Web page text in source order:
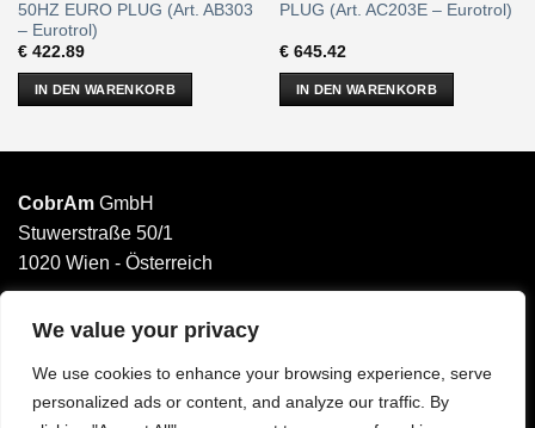
We value your privacy
We use cookies to enhance your browsing experience, serve
personalized ads or content, and analyze our traffic. By
50HZ EURO PLUG (Art. AB303
– Eurotrol)
€422.89
IN DEN WARENKORB
PLUG (Art. AC203E – Eurotrol)
€645.42
IN DEN WARENKORB
CobrAm GmbH
Stuwerstraße 50/1
1020 Wien - Österreich
______________________
Email: office@cobram.gmbh
Impressum
AGB